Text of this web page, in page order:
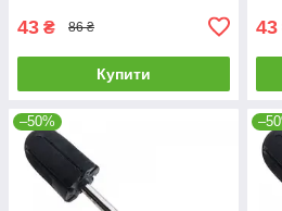
43 ₴ 86 ₴
Купити
43
–50%